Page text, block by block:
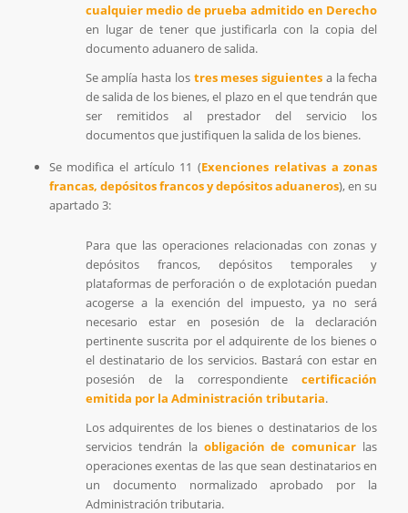
cualquier medio de prueba admitido en Derecho
en lugar de tener que justificarla con la copia del
documento aduanero de salida.
Se amplía hasta los tres meses siguientes a la fecha
de salida de los bienes, el plazo en el que tendrán que
ser remitidos al prestador del servicio los
documentos que justifiquen la salida de los bienes.
Se modifica el artículo 11 (Exenciones relativas a zonas
francas, depósitos francos y depósitos aduaneros), en su
apartado 3:
Para que las operaciones relacionadas con zonas y
depósitos francos, depósitos temporales y
plataformas de perforación o de explotación puedan
acogerse a la exención del impuesto, ya no será
necesario estar en posesión de la declaración
pertinente suscrita por el adquirente de los bienes o
el destinatario de los servicios. Bastará con estar en
posesión de la correspondientecertificación
emitida por la Administración tributaria.
Los adquirentes de los bienes o destinatarios de los
servicios tendrán la obligación de comunicar las
operaciones exentas de las que sean destinatarios en
un documento normalizado aprobado por la
Administración tributaria.